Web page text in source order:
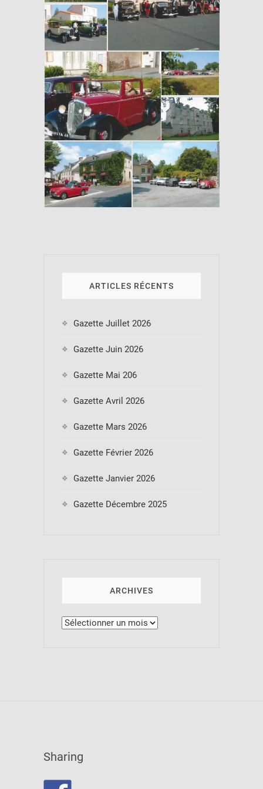
ARTICLES RÉCENTS
Gazette Juillet 2026
Gazette Juin 2026
Gazette Mai 206
Gazette Avril 2026
Gazette Mars 2026
Gazette Février 2026
Gazette Janvier 2026
Gazette Décembre 2025
ARCHIVES
Archives
Sharing